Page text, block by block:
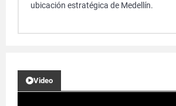
ubicación estratégica de Medellín.
Video